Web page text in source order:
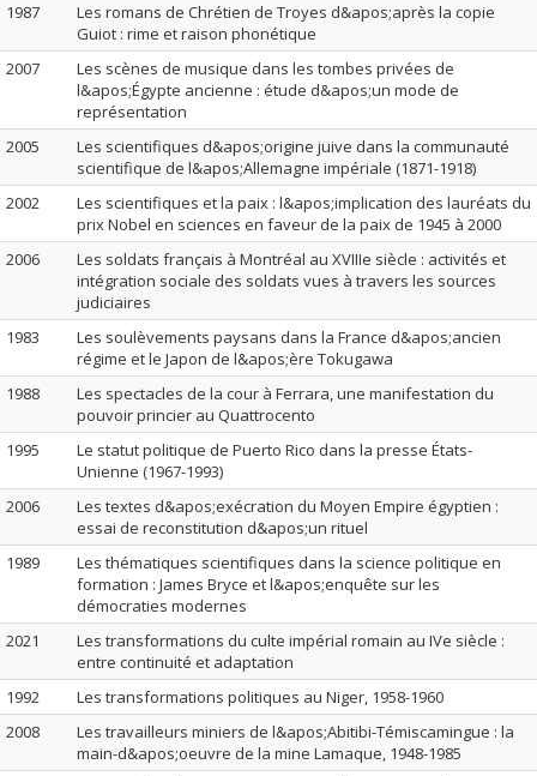
1987
Les romans de Chrétien de Troyes d&apos;après la copie
Guiot : rime et raison phonétique
2007
Les scènes de musique dans les tombes privées de
l&apos;Égypte ancienne : étude d&apos;un mode de
représentation
2005
Les scientifiques d&apos;origine juive dans la communauté
scientifique de l&apos;Allemagne impériale (1871-1918)
2002
Les scientifiques et la paix : l&apos;implication des lauréats du
prix Nobel en sciences en faveur de la paix de 1945 à 2000
2006
Les soldats français à Montréal au XVIIIe siècle : activités et
intégration sociale des soldats vues à travers les sources
judiciaires
1983
Les soulèvements paysans dans la France d&apos;ancien
régime et le Japon de l&apos;ère Tokugawa
1988
Les spectacles de la cour à Ferrara, une manifestation du
pouvoir princier au Quattrocento
1995
Le statut politique de Puerto Rico dans la presse États-
Unienne (1967-1993)
2006
Les textes d&apos;exécration du Moyen Empire égyptien :
essai de reconstitution d&apos;un rituel
1989
Les thématiques scientifiques dans la science politique en
formation : James Bryce et l&apos;enquête sur les
démocraties modernes
2021
Les transformations du culte impérial romain au IVe siècle :
entre continuité et adaptation
1992
Les transformations politiques au Niger, 1958-1960
2008
Les travailleurs miniers de l&apos;Abitibi-Témiscamingue : la
main-d&apos;oeuvre de la mine Lamaque, 1948-1985